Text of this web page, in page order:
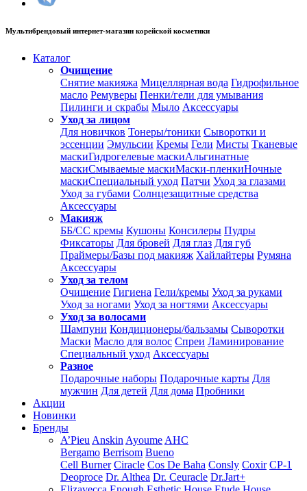
Мультибрендовый интернет-магазин корейской косметики
Каталог
Очищение
Снятие макияжа Мицеллярная вода Гидрофильное
масло Ремуверы Пенки/гели для умывания
Пилинги и скрабы Мыло Аксессуары
Уход за лицом
Для новичков Тонеры/тоники Сыворотки и
эссенции Эмульсии Кремы Гели Мисты Тканевые
маскиГидрогелевые маскиАльгинатные
маскиСмываемые маскиМаски-пленкиНочные
маскиСпециальный уход Патчи Уход за глазами
Уход за губами Солнцезащитные средства
Аксессуары
Макияж
ББ/СС кремы Кушоны Консилеры Пудры
Фиксаторы Для бровей Для глаз Для губ
Праймеры/Базы под макияж Хайлайтеры Румяна
Аксессуары
Уход за телом
Очищение Гигиена Гели/кремы Уход за руками
Уход за ногами Уход за ногтями Аксессуары
Уход за волосами
Шампуни Кондиционеры/бальзамы Сыворотки
Маски Масло для волос Спреи Ламинирование
Специальный уход Аксессуары
Разное
Подарочные наборы Подарочные карты Для
мужчин Для детей Для дома Пробники
Акции
Новинки
Бренды
A’Pieu Anskin Ayoume AHC
Bergamo Berrisom Bueno
Cell Burner Ciracle Cos De Baha Consly Coxir CP-1
Deoproce Dr. Althea Dr. Ceuracle Dr.Jart+